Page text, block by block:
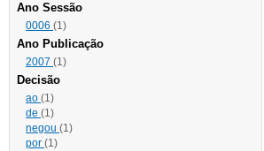
Ano Sessão
0006 (1)
Ano Publicação
2007 (1)
Decisão
ao (1)
de (1)
negou (1)
por (1)